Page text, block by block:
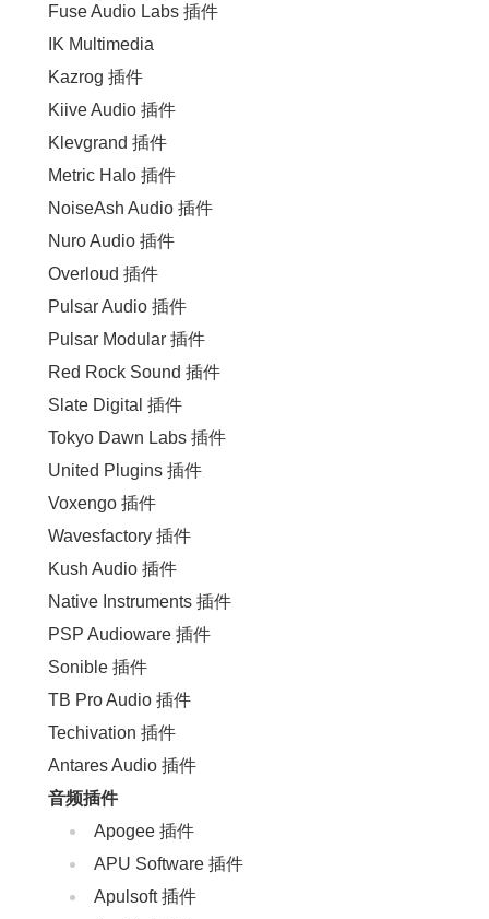
Fuse Audio Labs 插件
IK Multimedia
Kazrog 插件
Kiive Audio 插件
Klevgrand 插件
Metric Halo 插件
NoiseAsh Audio 插件
Nuro Audio 插件
Overloud 插件
Pulsar Audio 插件
Pulsar Modular 插件
Red Rock Sound 插件
Slate Digital 插件
Tokyo Dawn Labs 插件
United Plugins 插件
Voxengo 插件
Wavesfactory 插件
Kush Audio 插件
Native Instruments 插件
PSP Audioware 插件
Sonible 插件
TB Pro Audio 插件
Techivation 插件
Antares Audio 插件
音频插件
Apogee 插件
APU Software 插件
Apulsoft 插件